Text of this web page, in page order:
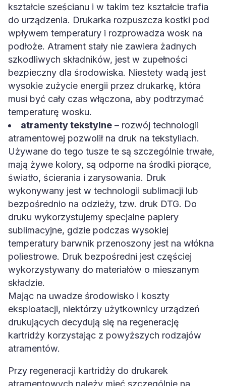
kształcie sześcianu i w takim tez kształcie trafia
do urządzenia. Drukarka rozpuszcza kostki pod
wpływem temperatury i rozprowadza wosk na
podłoże. Atrament stały nie zawiera żadnych
szkodliwych składników, jest w zupełności
bezpieczny dla środowiska. Niestety wadą jest
wysokie zużycie energii przez drukarkę, która
musi być cały czas włączona, aby podtrzymać
temperaturę wosku.
atramenty tekstylne – rozwój technologii
atramentowej pozwolił na druk na tekstyliach.
Używane do tego tusze te są szczególnie trwałe,
mają żywe kolory, są odporne na środki piorące,
światło, ścierania i zarysowania. Druk
wykonywany jest w technologii sublimacji lub
bezpośrednio na odzieży, tzw. druk DTG. Do
druku wykorzystujemy specjalne papiery
sublimacyjne, gdzie podczas wysokiej
temperatury barwnik przenoszony jest na włókna
poliestrowe. Druk bezpośredni jest częściej
wykorzystywany do materiałów o mieszanym
składzie.
Mając na uwadze środowisko i koszty
eksploatacji, niektórzy użytkownicy urządzeń
drukujących decydują się na regenerację
kartridży korzystając z powyższych rodzajów
atramentów.
Przy regeneracji kartridży do drukarek
atramentowych należy mieć szczególnie na